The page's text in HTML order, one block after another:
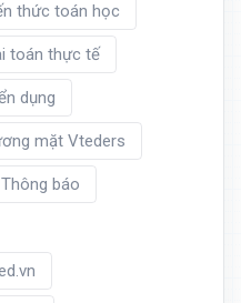
thức toán học
toán thực tế
dụng
mặt Vteders
Thông báo